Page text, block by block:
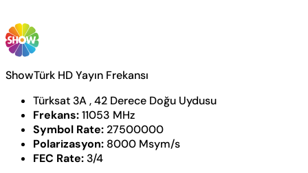
ShowTürk HD Yayın Frekansı
Türksat 3A , 42 Derece Doğu Uydusu
Frekans:11053 MHz
Symbol Rate: 27500000
Polarizasyon: 8000 Msym/s
FEC Rate: 3/4